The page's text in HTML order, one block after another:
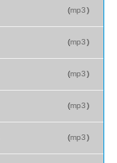
(mp3)
(mp3)
(mp3)
(mp3)
(mp3)